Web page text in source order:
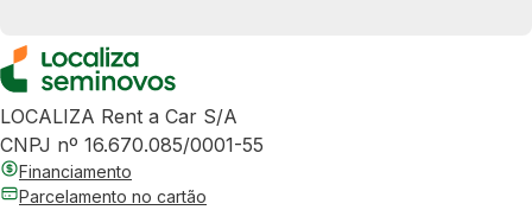
LOCALIZA Rent a Car S/A
CNPJ nº 16.670.085/0001-55
Financiamento
Parcelamento no cartão